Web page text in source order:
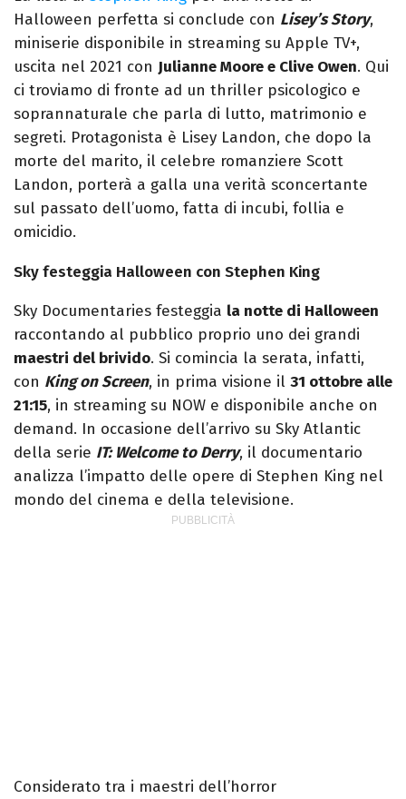
Halloween perfetta si conclude con Lisey’s Story,
miniserie disponibile in streaming su Apple TV+,
uscita nel 2021 con Julianne Moore e Clive Owen. Qui
ci troviamo di fronte ad un thriller psicologico e
soprannaturale che parla di lutto, matrimonio e
segreti. Protagonista è Lisey Landon, che dopo la
morte del marito, il celebre romanziere Scott
Landon, porterà a galla una verità sconcertante
sul passato dell’uomo, fatta di incubi, follia e
omicidio.
Sky festeggia Halloween con Stephen King
Sky Documentaries festeggia la notte di Halloween
raccontando al pubblico proprio uno dei grandi
maestri del brivido. Si comincia la serata, infatti,
con King on Screen, in prima visione il 31 ottobre alle
21:15, in streaming su NOW e disponibile anche on
demand. In occasione dell’arrivo su Sky Atlantic
della serie IT: Welcome to Derry, il documentario
analizza l’impatto delle opere di Stephen King nel
mondo del cinema e della televisione.
Considerato tra i maestri dell’horror